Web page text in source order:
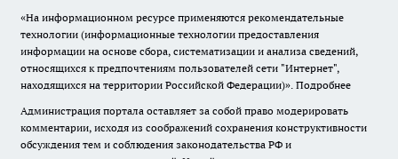
«На информационном ресурсе применяются рекомендательные
технологии (информационные технологии предоставления
информации на основе сбора, систематизации и анализа сведений,
относящихся к предпочтениям пользователей сети "Интернет",
находящихся на территории Российской Федерации)». Подробнее
Администрация портала оставляет за собой право модерировать
комментарии, исходя из соображений сохранения конструктивности
обсуждения тем и соблюдения законодательства РФ и